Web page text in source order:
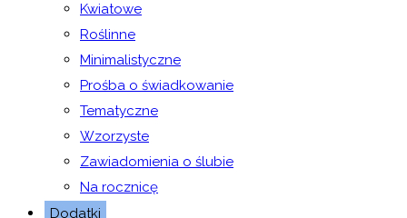
Kwiatowe
Roślinne
Minimalistyczne
Prośba o świadkowanie
Tematyczne
Wzorzyste
Zawiadomienia o ślubie
Na rocznicę
Dodatki